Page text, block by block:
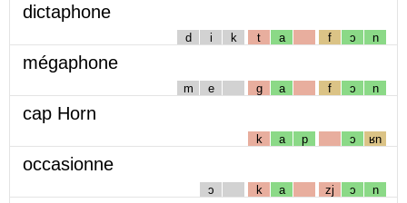
dictaphone
d i k t a f ɔ n
mégaphone
m e g a f ɔ n
cap Horn
k a p ɔ ʁn
occasionne
ɔ k a zj ɔ n